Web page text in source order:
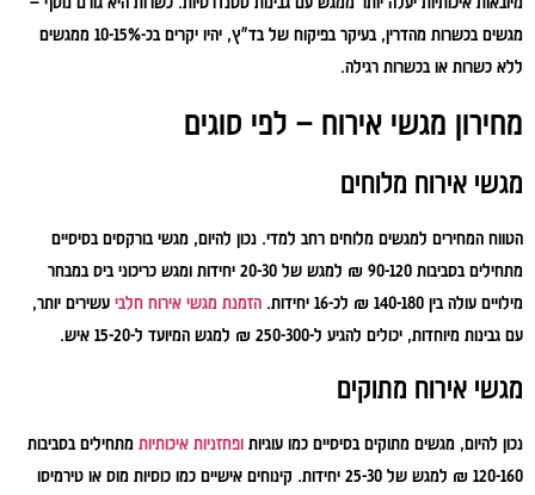
מגשים בכשרות מהדרין, בעיקר בפיקוח של בד"ץ, יהיו יקרים בכ-10-15% ממגשים
ללא כשרות או בכשרות רגילה.
מחירון מגשי אירוח – לפי סוגים
מגשי אירוח מלוחים
הטווח המחירים למגשים מלוחים רחב למדי. נכון להיום, מגשי בורקסים בסיסיים
מתחילים בסביבות 90-120 ₪ למגש של 20-30 יחידות ומגש כריכוני ביס במבחר
מילויים עולה בין 140-180 ₪ לכ-16 יחידות.
הזמנת מגשי אירוח חלבי עשירים יותר,
עם גבינות מיוחדות, יכולים להגיע ל-250-300 ₪ למגש המיועד ל-15-20 איש.
מגשי אירוח מתוקים
נכון להיום, מגשים מתוקים בסיסיים כמו עוגיות ופחזניות איכותיות מתחילים בסביבות
120-160 ₪ למגש של 25-30 יחידות. קינוחים אישיים כמו כוסיות מוס או טירמיסו